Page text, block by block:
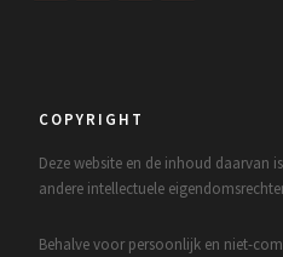
COPYRIGHT
Deze website en de inhoud daarvan
andere intellectuele
Behalve voor persoonlijk en niet-